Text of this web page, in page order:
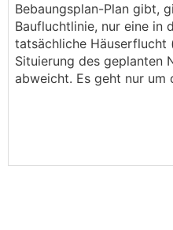
Bebaungsplan-Plan gibt,
Baufluchtlinie, nur eine in
tatsächliche Häuserflucht
Situierung des geplanten
abweicht. Es geht nur um